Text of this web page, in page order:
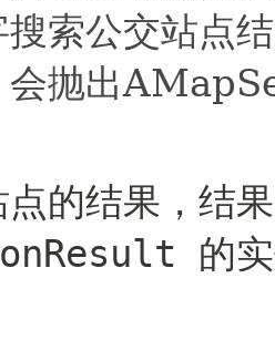
索公交站点
会抛出
的结果，结
的实